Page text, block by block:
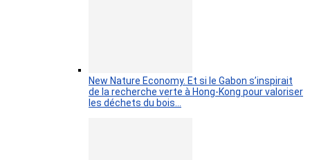
New Nature Economy. Et si le Gabon s’inspirait
de la recherche verte à Hong-Kong pour valoriser
les déchets du bois…